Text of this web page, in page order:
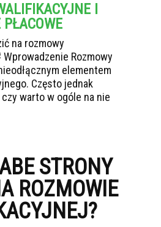
I
PŁACOWE
na rozmowy
Rozmowy
elementem
Często jednak
warto w ogóle na nie
STRONY
ROZMOWIE